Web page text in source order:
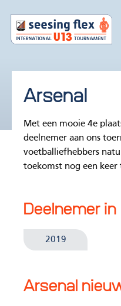
Arsenal
Met een mooie 4e
deelnemer aan ons
voetballiefhebbers
toekomst nog een
Deelnemer in
2019
Arsenal